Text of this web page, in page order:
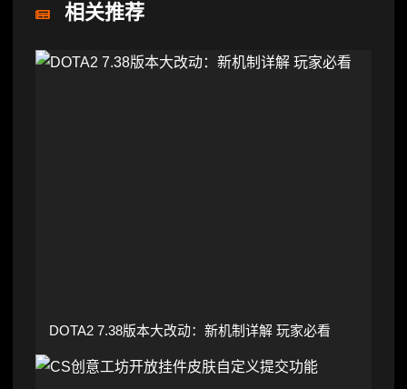
相关推荐
DOTA2 7.38版本大改动：新机制详解 玩家必看